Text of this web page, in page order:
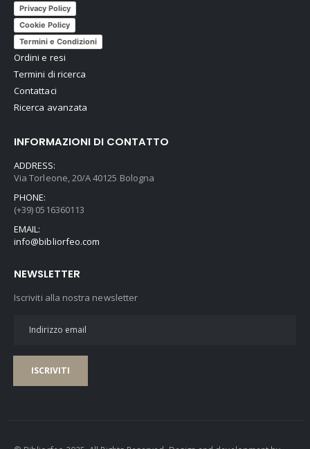
Privacy Policy
Cookie Policy
Termini e Condizioni
Ordini e resi
Termini di ricerca
Contattaci
Ricerca avanzata
INFORMAZIONI DI CONTATTO
ADDRESS:
Via Torleone, 20/A 40125 Bologna
PHONE:
(+39) 0516360113
EMAIL:
info@bibliorfeo.com
NEWSLETTER
Iscriviti alla nostra newsletter
ISCRIVITI